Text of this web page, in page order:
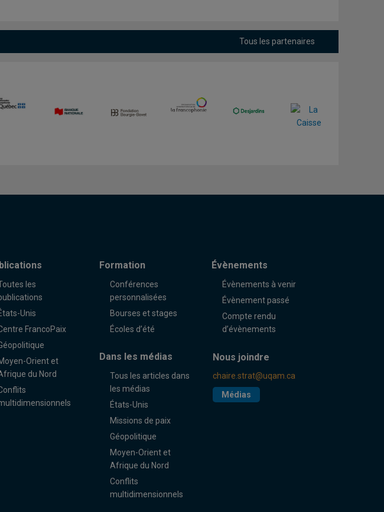
Tous les partenaires
les
Unis
FrancoPaix
Orient et
du Nord
Formation
Conférences
personnalisées
Bourses et stages
Écoles d’été
Évènements
Évènements à venir
Évènement passé
Compte rendu
d’évènements
Dans les médias
Tous les articles dans
les médias
États-Unis
Missions de paix
Géopolitique
Moyen-Orient et
Afrique du Nord
Conflits
multidimensionnels
Nous joindre
chaire.strat@uqam.ca
Médias